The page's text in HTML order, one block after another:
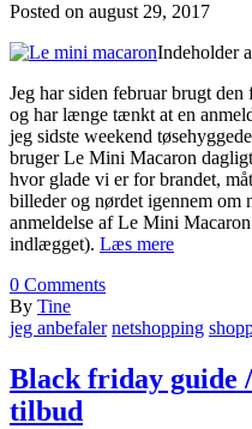
Posted on august 29, 2017
Indeholder
Jeg har siden februar brugt den
og har længe tænkt at en
jeg sidste weekend
bruger Le Mini Macaron
hvor glade vi er for brandet,
billeder og nørdet igennem om
anmeldelse af Le Mini
indlægget). Læs mere
0 Comments
By Tine
jeg anbefaler netshopping
Black friday guide
tilbud